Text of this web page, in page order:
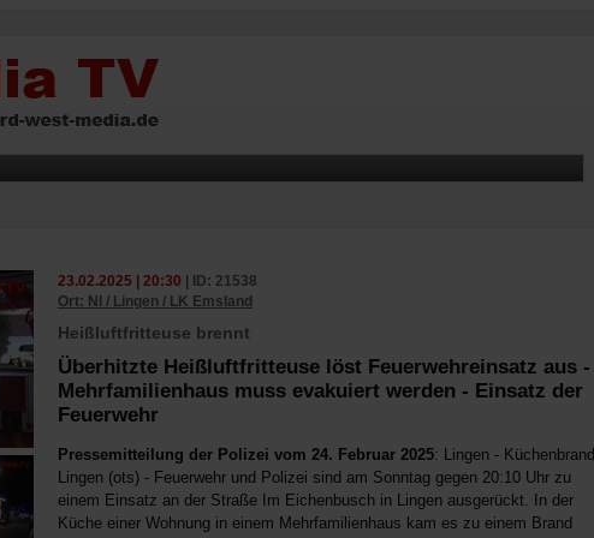
23.02.2025 | 20:30 | ID: 21538
Ort: NI / Lingen / LK Emsland
Heißluftfritteuse brennt
Überhitzte Heißluftfritteuse löst Feuerwehreinsatz aus -
Mehrfamilienhaus muss evakuiert werden - Einsatz der
Feuerwehr
Pressemitteilung der Polizei vom 24. Februar 2025: Lingen - Küchenbrand
Lingen (ots) - Feuerwehr und Polizei sind am Sonntag gegen 20:10 Uhr zu
einem Einsatz an der Straße Im Eichenbusch in Lingen ausgerückt. In der
Küche einer Wohnung in einem Mehrfamilienhaus kam es zu einem Brand